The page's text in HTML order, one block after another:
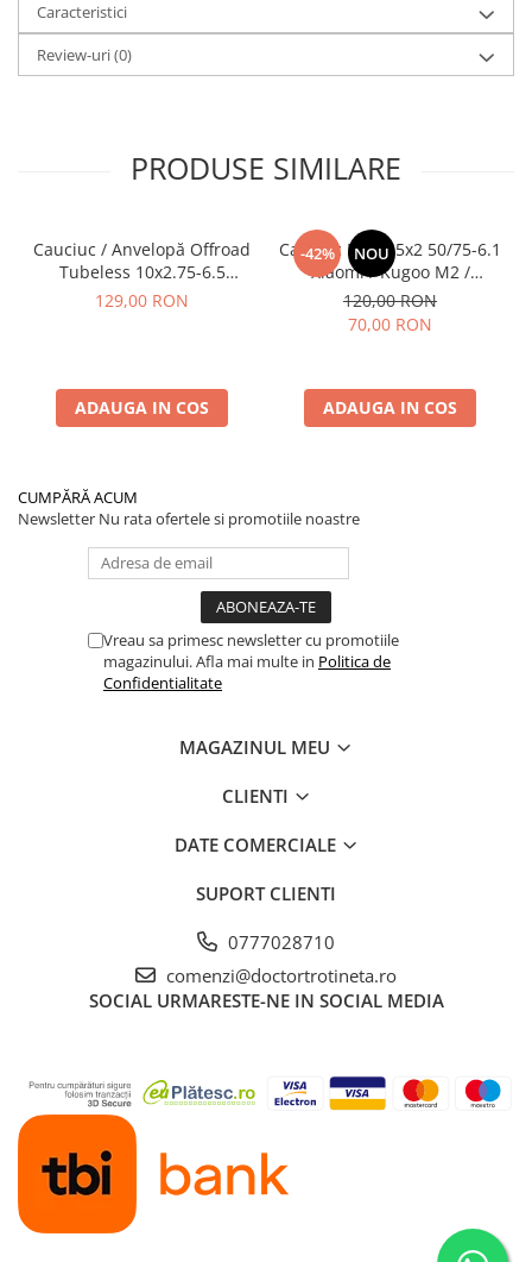
Caracteristici
Review-uri(0)
PRODUSE SIMILARE
Cauciuc / Anvelopă Offroad
Tubeless 10x2.75-6.5
KuKirin G2/G2 Master 2025
129,00 RON
ADAUGA IN COS
-42% NOU
Cauciuc Plin 8.5x2 50/75-6.1
Xiaomi / Kugoo M2 /
Ducati/Evergreen/Motus/
120,00 RON
70,00 RON
ADAUGA IN COS
CUMPĂRĂ ACUM
Newsletter Nu rata ofertele si promotiile noastre
Vreau sa primesc newsletter cu promotiile
magazinului. Afla mai multe in Politica de
Confidentialitate
MAGAZINUL MEU
CLIENTI
DATE COMERCIALE
SUPORT CLIENTI
0777028710
comenzi@doctortrotineta.ro
SOCIAL URMARESTE-NE IN SOCIAL MEDIA